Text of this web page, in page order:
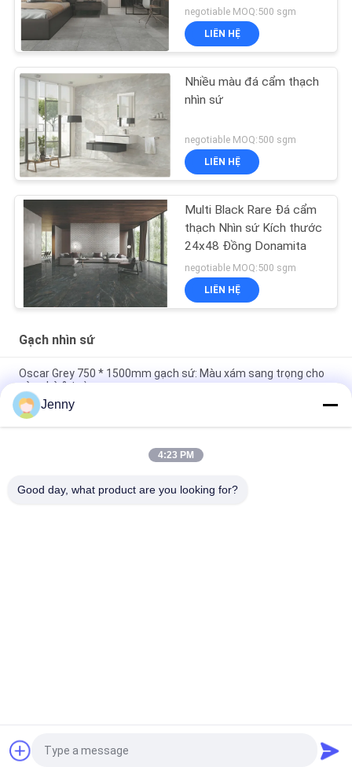
mờ
negotiable MOQ:500 sgm
LIÊN HỆ
Nhiều màu đá cẩm thạch
nhìn sứ
negotiable MOQ:500 sgm
LIÊN HỆ
Multi Black Rare Đá cẩm
thạch Nhìn sứ Kích thước
24x48 Đồng Donamita
negotiable MOQ:500 sgm
LIÊN HỆ
Gạch nhìn sứ
Oscar Grey 750 * 1500mm gạch sứ: Màu xám sang trọng cho
sàn nhà & tường
Lớp gạch sứ màu xám mây: 750 * 1500mm, dày 9,5mm, kết
thúc như đá cẩm thạch
Gạch sứ màu xám tinh khiết: Độ dày 9,5mm, Màu xám sạch sẽ
Jenny
4:23 PM
Good day, what product are you looking for?